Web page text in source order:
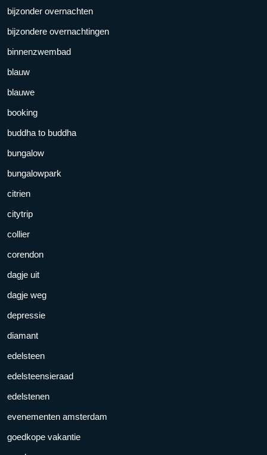
bijzonder overnachten
bijzondere overnachtingen
binnenzwembad
blauw
blauwe
booking
buddha to buddha
bungalow
bungalowpark
citrien
citytrip
collier
corendon
dagje uit
dagje weg
depressie
diamant
edelsteen
edelsteensieraad
edelstenen
evenementen amsterdam
goedkope vakantie